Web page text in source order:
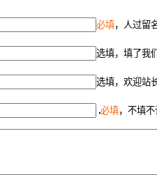
必填，人过留
选填，填了我
选填，欢迎站
必填，不填